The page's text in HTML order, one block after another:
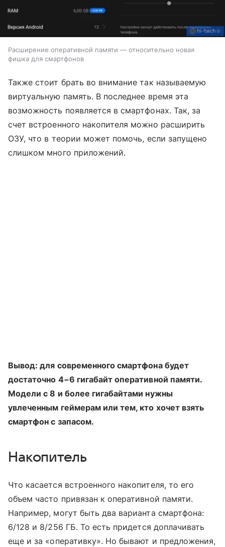
Расширение оперативной памяти — относительно новая
фишка для смартфонов
Также стоит брать во внимание так называемую
виртуальную память. В последнее время эта
возможность появляется в смартфонах. Так, за
счет встроенного накопителя можно расширить
ОЗУ, что в теории может помочь, если запущено
слишком много приложений.
Вывод: для современного смартфона будет
достаточно 4−6 гигабайт оперативной памяти.
Модели с 8 и более гигабайтами нужны
увлеченным геймерам или тем, кто хочет взять
смартфон с запасом.
Накопитель
Что касается встроенного накопителя, то его
объем часто привязан к оперативной памяти.
Например, могут быть два варианта смартфона:
6/128 и 8/256 ГБ. То есть придется доплачивать
еще и за «оперативку». Но бывают и предложения,